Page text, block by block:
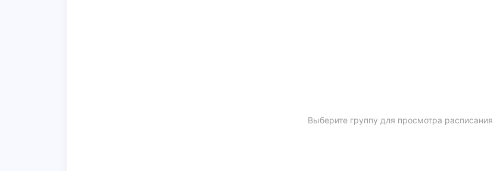
Выберите группу для просмотра расписания